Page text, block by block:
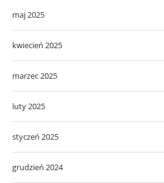
maj 2025
kwiecień 2025
marzec 2025
luty 2025
styczeń 2025
grudzień 2024